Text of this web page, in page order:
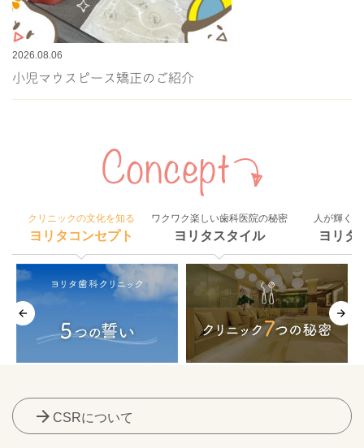
2026.08.06
小児マウスピース矯正のご紹介
クリニックの文化を知る
ヨリタコンセプト
ワクワク楽しい歯科医院の秘密
ヨリタスタイル
人が輝く
ヨリタ
arrow_forward CSRについて